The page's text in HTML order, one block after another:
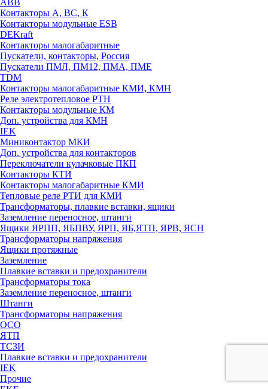
ABB
Контакторы А, ВС, К
Контакторы модульные ESB
DEKraft
Контакторы малогабаритные
Пускатели, контакторы, Россия
Пускатели ПМЛ, ПМ12, ПМА, ПМЕ
TDM
Контакторы малогабаритные КМИ, КМН
Реле электротепловое РТН
Контакторы модульные КМ
Доп. устройства для КМН
IEK
Миниконтактор МКИ
Доп. устройства для контакторов
Переключатели кулачковые ПКП
Контакторы КТИ
Контакторы малогабаритные КМИ
Тепловые реле РTИ для КМИ
Трансформаторы, плавкие вставки, ящики
Заземление переносное, штанги
Ящики ЯРПП, ЯБПВУ, ЯРП, ЯБ,ЯТП, ЯРВ, ЯСН
Трансформаторы напряжения
Ящики протяжные
Заземление
Плавкие вставки и предохранители
Трансформаторы тока
Заземление переносное, штанги
Штанги
Трансформаторы напряжения
ОСО
ЯТП
ТСЗИ
Плавкие вставки и предохранители
IEK
Прочие